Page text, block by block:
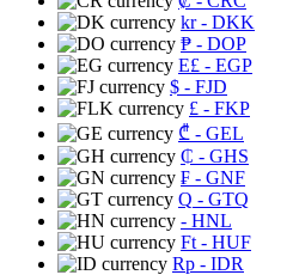
kr- DKK
₱ - DOP
E£ - EGP
$ - FJD
£ - FKP
₾ - GEL
₵ - GHS
₣ - GNF
Q - GTQ
- HNL
Ft - HUF
Rp - IDR